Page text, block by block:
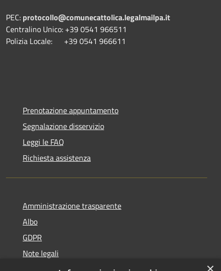
PEC: protocollo@comunecattolica.legalmailpa.it
Centralino Unico: +39 0541 966511
Polizia Locale: +39 0541 966611
Prenotazione appuntamento
Segnalazione disservizio
Leggi le FAQ
Richiesta assistenza
Amministrazione trasparente
Albo
GDPR
Note legali